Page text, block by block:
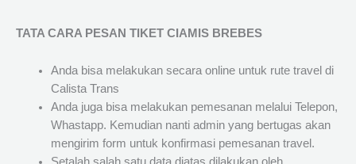
TATA CARA PESAN TIKET CIAMIS BREBES
Anda bisa melakukan secara online untuk rute travel di
Calista Trans
Anda juga bisa melakukan pemesanan melalui Telepon,
Whastapp. Kemudian nanti admin yang bertugas akan
mengirim form untuk konfirmasi pemesanan travel.